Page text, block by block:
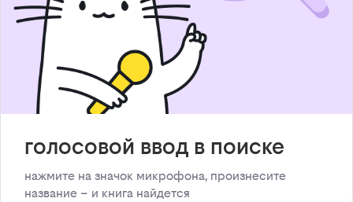
голосовой ввод в поиске
нажмите на значок микрофона, произнесите
название – и книга найдется